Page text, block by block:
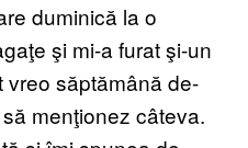
duminică la o
şi mi-a furat şi-un
vreo săptămână de-
menţionez câteva.